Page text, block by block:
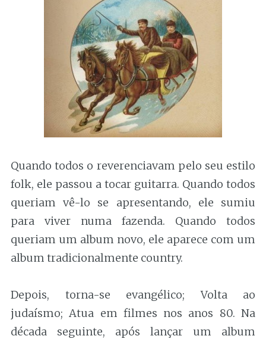
Quando todos o reverenciavam pelo seu estilo
folk, ele passou a tocar guitarra. Quando todos
queriam vê-lo se apresentando, ele sumiu
para viver numa fazenda. Quando todos
queriam um album novo, ele aparece com um
album tradicionalmente country.
Depois, torna-se evangélico; Volta ao
judaísmo; Atua em filmes nos anos 80. Na
década seguinte, após lançar um album